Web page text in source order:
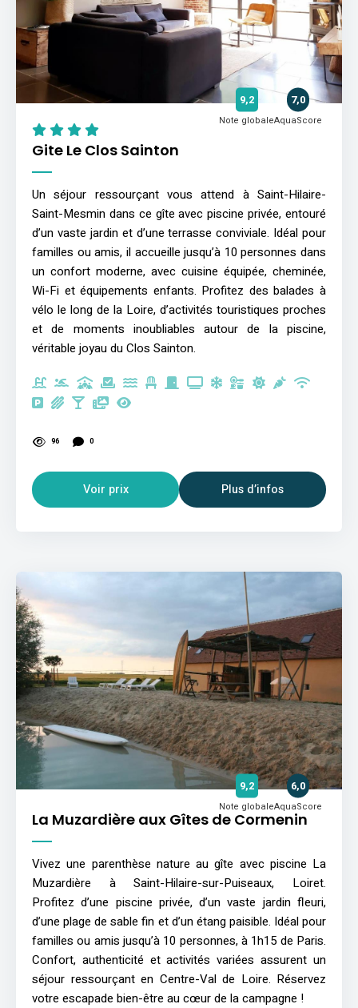
Gite Le Clos Sainton
9,2
Note globale
7,0
AquaScore
Un séjour ressourçant vous attend à Saint-Hilaire-
Saint-Mesmin dans ce gîte avec piscine privée, entouré
d’un vaste jardin et d’une terrasse conviviale. Idéal pour
familles ou amis, il accueille jusqu’à 10 personnes dans
un confort moderne, avec cuisine équipée, cheminée,
Wi-Fi et équipements enfants. Profitez des balades à
vélo le long de la Loire, d’activités touristiques proches
et de moments inoubliables autour de la piscine,
véritable joyau du Clos Sainton.
96 0
Voir prix Plus d’infos
La Muzardière aux Gîtes de Cormenin
9,2
Note globale
6,0
AquaScore
Vivez une parenthèse nature au gîte avec piscine La
Muzardière à Saint-Hilaire-sur-Puiseaux, Loiret.
Profitez d’une piscine privée, d’un vaste jardin fleuri,
d’une plage de sable fin et d’un étang paisible. Idéal pour
familles ou amis jusqu’à 10 personnes, à 1h15 de Paris.
Confort, authenticité et activités variées assurent un
séjour ressourçant en Centre-Val de Loire. Réservez
votre escapade bien-être au cœur de la campagne !